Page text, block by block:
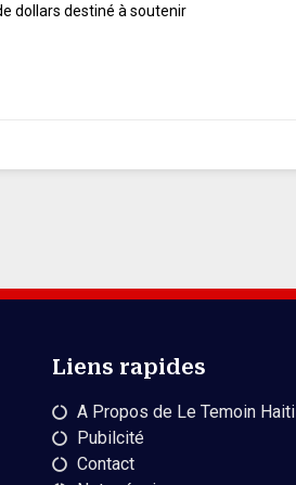
dollars destiné à soutenir
Liens rapides
A Propos de Le Temoin Haiti
Pubilcité
Contact